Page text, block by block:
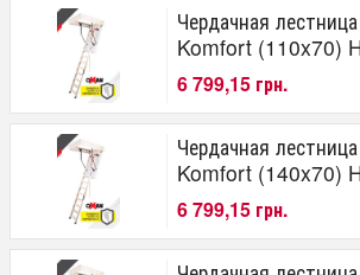
Чердачная
Komfort (110x70)
6 799,15 грн.
Чердачная
Komfort (140x70)
6 799,15 грн.